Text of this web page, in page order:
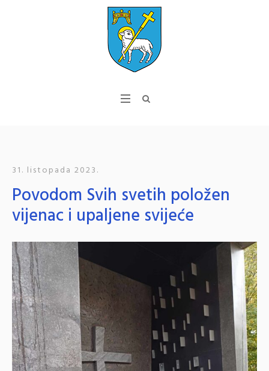
31. listopada 2023.
Povodom Svih svetih položen
vijenac i upaljene svijeće